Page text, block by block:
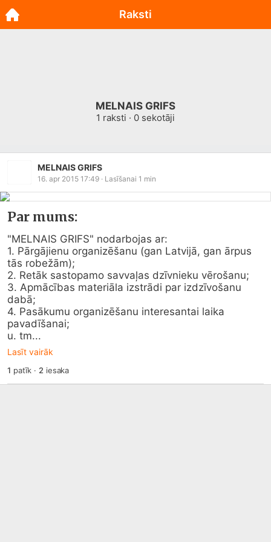
MELNAIS GRIFS
1 raksti · 0 sekotāji
MELNAIS GRIFS
16. apr 2015 17:49 · Lasīšanai 1 min
Par mums:
"MELNAIS GRIFS" nodarbojas ar:
1. Pārgājienu organizēšanu (gan Latvijā, gan ārpus
tās robežām);
2. Retāk sastopamo savvaļas dzīvnieku vērošanu;
3. Apmācības materiāla izstrādi par izdzīvošanu
dabā;
4. Pasākumu organizēšanu interesantai laika
pavadīšanai;
u. tm...
Lasīt vairāk
1 patīk · 2 iesaka
Raksti